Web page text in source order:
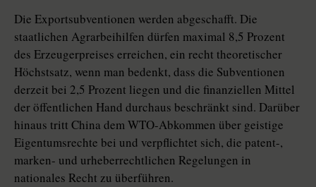
Die Exportsubventionen werden abgeschafft. Die
staatlichen Agrarbeihilfen dürfen maximal 8,5 Prozent
des Erzeugerpreises erreichen, ein recht theoretischer
Höchstsatz, wenn man bedenkt, dass die Subventionen
derzeit bei 2,5 Prozent liegen und die finanziellen Mittel
der öffentlichen Hand durchaus beschränkt sind. Darüber
hinaus tritt China dem WTO-Abkommen über geistige
Eigentumsrechte bei und verpflichtet sich, die patent-,
marken- und urheberrechtlichen Regelungen in
nationales Recht zu überführen.